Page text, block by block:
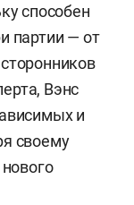
способен
партии — от
Вэнс
и
своему